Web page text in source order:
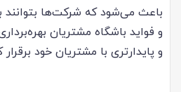
باعث می‌شود که شرکت‌ها بتوانند
و فواید باشگاه مشتریان
و پایدارتری با مشتریان خود برقرار